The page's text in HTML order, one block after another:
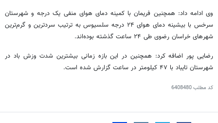
وی ادامه داد: همچنین فریمان با کمینه دمای هوای منفی یک درجه و شهرستان
سرخس با بیشینه دمای هوای ۲۴ درجه سلسیوس به ترتیب سردترین و گرم‌ترین
شهرهای خراسان رضوی طی ۲۴ ساعت گذشته بوده‌اند.
رضایی پور اضافه کرد: همچنین در این بازه زمانی بیشترین شدت وزش باد در
شهرستان تایباد با ۴۷ کیلومتر در ساعت گزارش شده است.
کد مطلب6408480